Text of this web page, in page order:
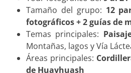
Tamaño del grupo: 12
fotográficos + 2 guías de
Temas principales:
Montañas, lagos y Vía
Áreas principales:
de Huayhuash